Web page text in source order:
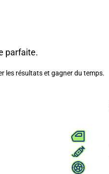
parfaite.
les résultats et gagner du temps.